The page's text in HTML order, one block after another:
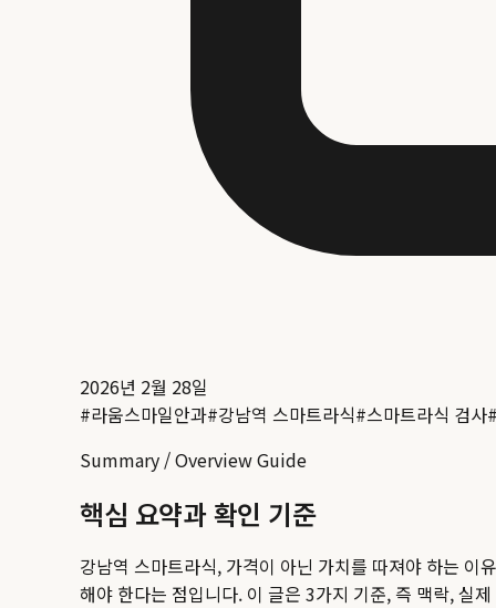
2026년 2월 28일
#라움스마일안과#강남역 스마트라식#스마트라식 검사
Summary / Overview Guide
핵심 요약과 확인 기준
강남역 스마트라식, 가격이 아닌 가치를 따져야 하는 이
해야 한다는 점입니다. 이 글은 3가지 기준, 즉 맥락, 실